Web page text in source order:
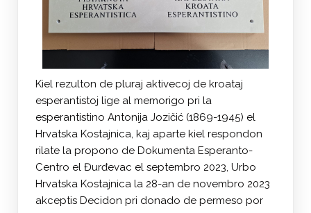
Kiel rezulton de pluraj aktivecoj de kroataj
esperantistoj lige al memorigo pri la
esperantistino Antonija Jozičić (1869-1945) el
Hrvatska Kostajnica, kaj aparte kiel respondon
rilate la propono de Dokumenta Esperanto-
Centro el Đurđevac el septembro 2023, Urbo
Hrvatska Kostajnica la 28-an de novembro 2023
akceptis Decidon pri donado de permeso por